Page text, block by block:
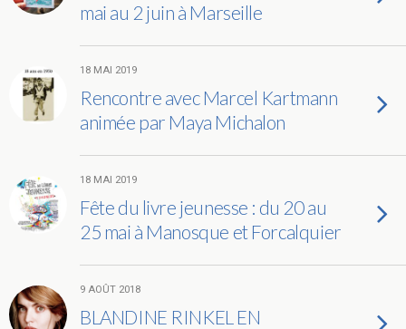
mai au 2 juin à Marseille
18 MAI 2019
Rencontre avec Marcel Kartmann
animée par Maya Michalon
18 MAI 2019
Fête du livre jeunesse : du 20 au
25 mai à Manosque et Forcalquier
9 AOÛT 2018
BLANDINE RINKEL EN